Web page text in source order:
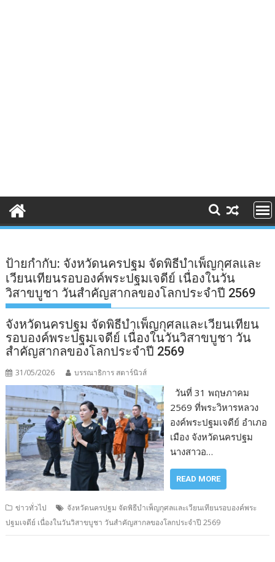
ป้ายกำกับ: จังหวัดนครปฐม จัดพิธีบำเพ็ญกุศลและ
เวียนเทียนรอบองค์พระปฐมเจดีย์ เนื่องในวัน
วิสาขบูชา วันสำคัญสากลของโลกประจำปี 2569
จังหวัดนครปฐม จัดพิธีบำเพ็ญกุศลและเวียนเทียน
รอบองค์พระปฐมเจดีย์ เนื่องในวันวิสาขบูชา วัน
สำคัญสากลของโลกประจำปี 2569
31/05/2026 บรรณาธิการ สตาร์นิวส์
วันที่ 31 พฤษภาคม
2569 ที่พระวิหารหลวง
องค์พระปฐมเจดีย์ อำเภอ
เมือง จังหวัดนครปฐม
นางสาวอ…
READ MORE
ข่าวทั่วไป
จังหวัดนครปฐม จัดพิธีบำเพ็ญกุศลและเวียนเทียนรอบองค์พระ
ปฐมเจดีย์ เนื่องในวันวิสาขบูชา วันสำคัญสากลของโลกประจำปี 2569